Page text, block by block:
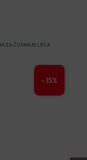
ZA ČUVANJE LEĆA
- 15%